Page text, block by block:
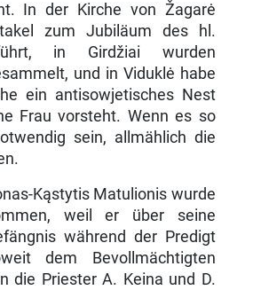
In der Kirche von Žagarė
zum Jubiläum des hl.
in Girdžiai wurden
und in Viduklė habe
ein antisowjetisches Nest
Frau vor­steht. Wenn es so
sein, allmählich die
Kąstytis Matulionis wurde
weil er über seine
während der Predigt
dem Bevollmächtigten
die Priester A. Keina und D.